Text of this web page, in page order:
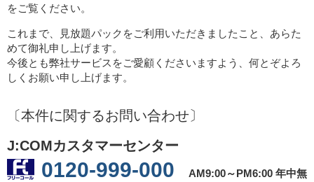
をご覧ください。
これまで、見放題パックをご利用いただきましたこと、あらた
めて御礼申し上げます。
今後とも弊社サービスをご愛顧くださいますよう、何とぞよろ
しくお願い申し上げます。
〔本件に関するお問い合わせ〕
J:COMカスタマーセンター
0120-999-000
AM9:00～PM6:00 年中無